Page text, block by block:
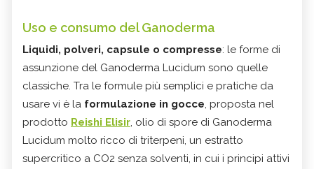
Uso e consumo del Ganoderma
Liquidi, polveri, capsule o compresse: le forme di
assunzione del Ganoderma Lucidum sono quelle
classiche. Tra le formule più semplici e pratiche da
usare vi è la formulazione in gocce, proposta nel
prodotto Reishi Elisir, olio di spore di Ganoderma
Lucidum molto ricco di triterpeni, un estratto
supercritico a CO2 senza solventi, in cui i principi attivi